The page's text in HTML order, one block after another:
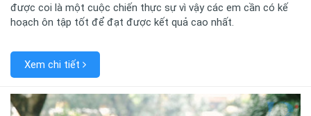
được coi là một cuộc chiến thực sự vì vậy các em cần có kế
hoạch ôn tập tốt để đạt được kết quả cao nhất.
Xem chi tiết